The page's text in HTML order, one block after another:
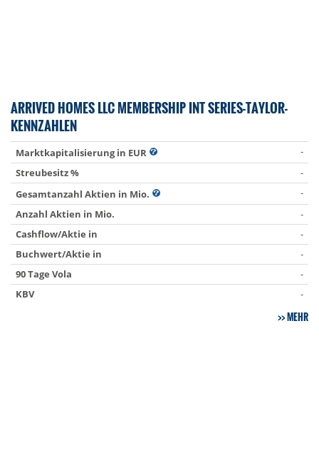
ARRIVED HOMES LLC MEMBERSHIP INT SERIES-TAYLOR-
KENNZAHLEN
Marktkapitalisierung in EUR
-
Streubesitz %
-
Gesamtanzahl Aktien in Mio.
-
Anzahl Aktien in Mio.
-
Cashflow/Aktie in
-
Buchwert/Aktie in
-
90 Tage Vola
-
KBV
-
MEHR